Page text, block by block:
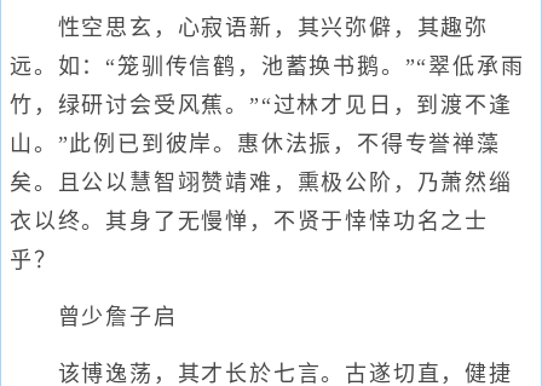
性空思玄，心寂语新，其兴弥僻，其趣弥
远。如：“笼驯传信鹤，池蓄换书鹅。”“翠低承雨
竹，绿研讨会受风蕉。”“过林才见日，到渡不逢
山。”此例已到彼岸。惠休法振，不得专誉禅藻
矣。且公以慧智翊赞靖难，熏极公阶，乃萧然缁
衣以终。其身了无慢惮，不贤于悻悻功名之士
乎？
曾少詹子启
该博逸荡，其才长於七言。古遂切直，健捷